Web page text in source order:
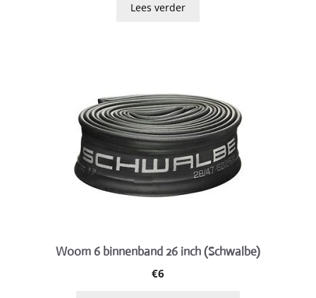
Lees verder
Woom 6 binnenband 26 inch (Schwalbe)
€6